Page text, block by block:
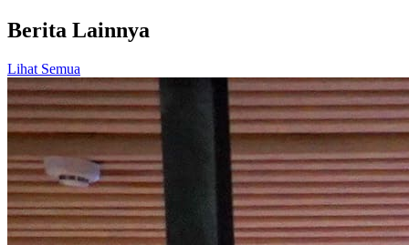
Berita Lainnya
Lihat Semua